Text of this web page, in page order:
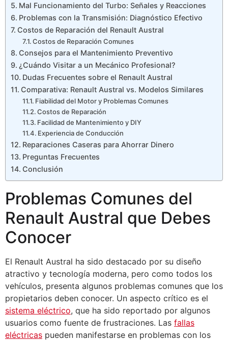
Mal Funcionamiento del Turbo: Señales y Reacciones
Problemas con la Transmisión: Diagnóstico Efectivo
Costos de Reparación del Renault Austral
Costos de Reparación Comunes
Consejos para el Mantenimiento Preventivo
¿Cuándo Visitar a un Mecánico Profesional?
Dudas Frecuentes sobre el Renault Austral
Comparativa: Renault Austral vs. Modelos Similares
Fiabilidad del Motor y Problemas Comunes
Costos de Reparación
Facilidad de Mantenimiento y DIY
Experiencia de Conducción
Reparaciones Caseras para Ahorrar Dinero
Preguntas Frecuentes
Conclusión
Problemas Comunes del
Renault Austral que Debes
Conocer
El Renault Austral ha sido destacado por su diseño
atractivo y tecnología moderna, pero como todos los
vehículos, presenta algunos problemas comunes que los
propietarios deben conocer. Un aspecto crítico es el
sistema eléctrico, que ha sido reportado por algunos
usuarios como fuente de frustraciones. Las fallas
eléctricas pueden manifestarse en problemas con los